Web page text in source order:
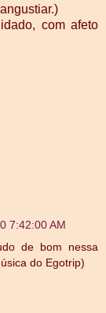
com afeto
7:42:00 AM
de bom nessa
do Egotrip)